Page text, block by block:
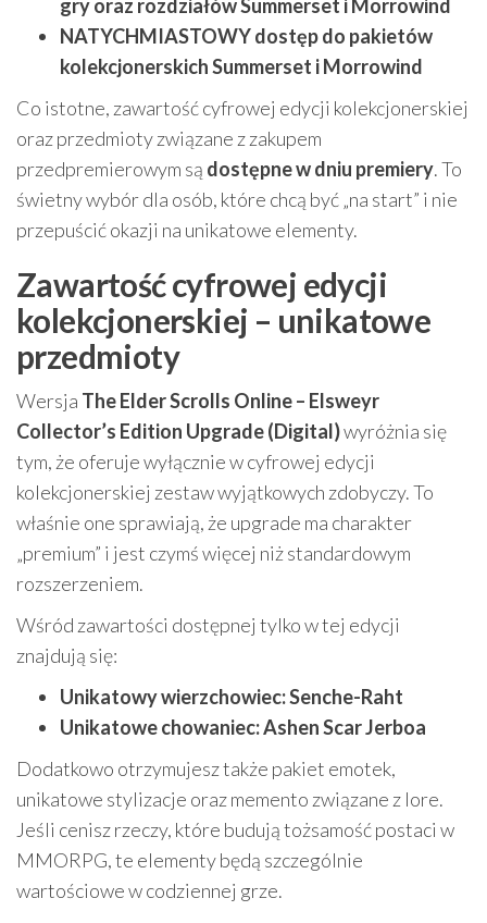
gry oraz rozdziałów Summerset i Morrowind
NATYCHMIASTOWY dostęp do pakietów
kolekcjonerskich Summerset i Morrowind
Co istotne, zawartość cyfrowej edycji kolekcjonerskiej
oraz przedmioty związane z zakupem
przedpremierowym są dostępne w dniu premiery. To
świetny wybór dla osób, które chcą być „na start” i nie
przepuścić okazji na unikatowe elementy.
Zawartość cyfrowej edycji
kolekcjonerskiej – unikatowe
przedmioty
Wersja The Elder Scrolls Online – Elsweyr
Collector’s Edition Upgrade (Digital)wyróżnia się
tym, że oferuje wyłącznie w cyfrowej edycji
kolekcjonerskiej zestaw wyjątkowych zdobyczy. To
właśnie one sprawiają, że upgrade ma charakter
„premium” i jest czymś więcej niż standardowym
rozszerzeniem.
Wśród zawartości dostępnej tylko w tej edycji
znajdują się:
Unikatowy wierzchowiec: Senche-Raht
Unikatowe chowaniec: Ashen Scar Jerboa
Dodatkowo otrzymujesz także pakiet emotek,
unikatowe stylizacje oraz memento związane z lore.
Jeśli cenisz rzeczy, które budują tożsamość postaci w
MMORPG, te elementy będą szczególnie
wartościowe w codziennej grze.